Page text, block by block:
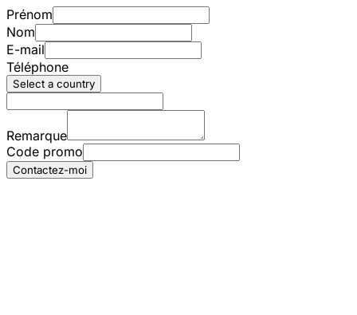
Prénom
Nom
E-mail
Téléphone
Select a country
Remarque
Code promo
Contactez-moi